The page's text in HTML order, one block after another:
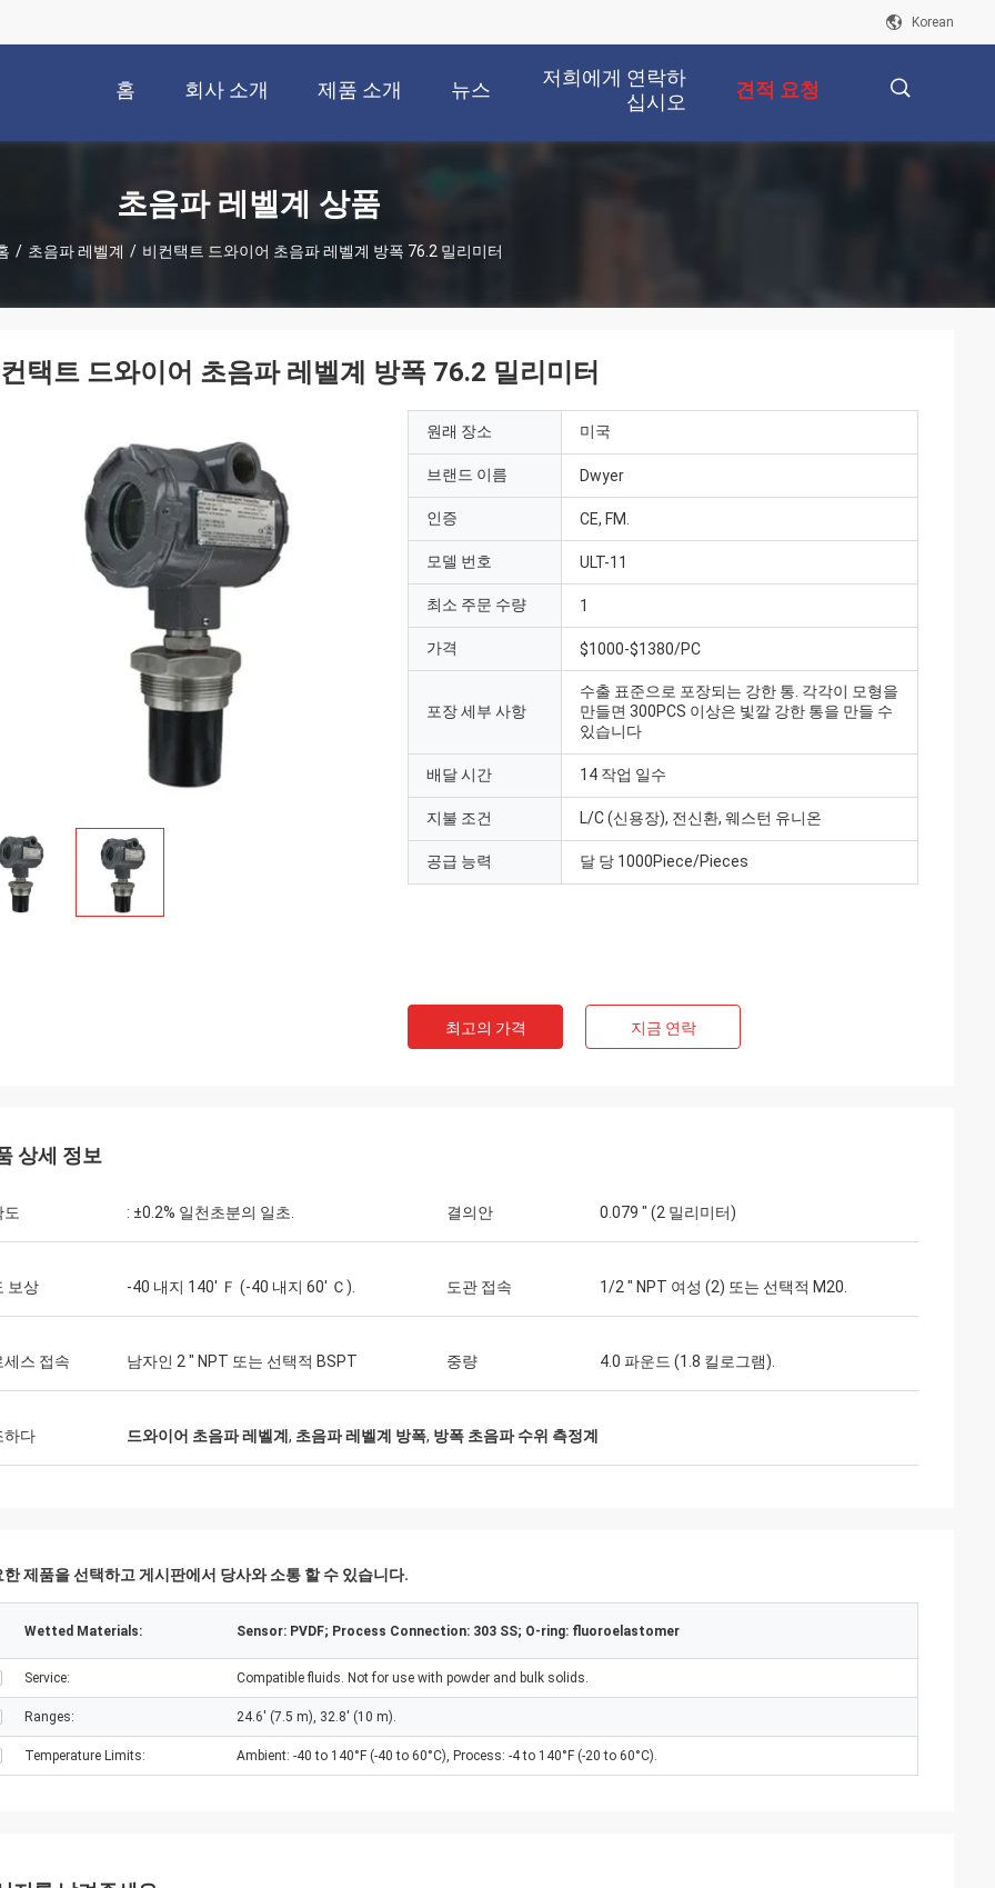
Korean
홈 회사 소개 제품 소개 뉴스
저희에게 연락하
십시오
견적 요청
초음파 레벨계 상품
/ 초음파 레벨계 / 비컨택트 드와이어 초음파 레벨계 방폭 76.2 밀리미터
택트 드와이어 초음파 레벨계 방폭 76.2 밀리미터
원래 장소 미국
브랜드 이름 Dwyer
인증 CE, FM.
모델 번호 ULT-11
최소 주문 수량 1
가격 $1000-$1380/PC
포장 세부 사항
수출 표준으로 포장되는 강한 통. 각각이 모형을
만들면 300PCS 이상은 빛깔 강한 통을 만들 수
있습니다
배달 시간 14 작업 일수
지불 조건 L/C (신용장), 전신환, 웨스턴 유니온
공급 능력 달 당 1000Piece/Pieces
최고의 가격 지금 연락
상세 정보
도 : ±0.2% 일천초분의 일초. 결의안 0.079 " (2 밀리미터)
보상 -40 내지 140' Ｆ (-40 내지 60' Ｃ). 도관 접속 1/2 " NPT 여성 (2) 또는 선택적 M20.
세스 접속 남자인 2 " NPT 또는 선택적 BSPT 중량 4.0 파운드 (1.8 킬로그램).
하다 드와이어 초음파 레벨계 , 초음파 레벨계 방폭, 방폭 초음파 수위 측정계
한 제품을 선택하고 게시판에서 당사와 소통 할 수 있습니다.
Wetted Materials: Sensor: PVDF; Process Connection: 303 SS; O-ring: fluoroelastomer
Service: Compatible fluids. Not for use with powder and bulk solids.
Ranges: 24.6' (7.5 m), 32.8' (10 m).
Temperature Limits: Ambient: -40 to 140°F (-40 to 60°C), Process: -4 to 140°F (-20 to 60°C).